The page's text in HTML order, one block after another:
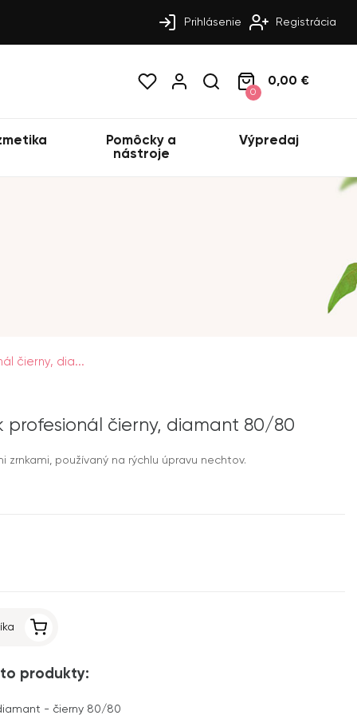
Prihlásenie Registrácia
0
0,00 €
Pomôcky a
nástroje
Výpredaj
čierny, dia...
profesionál čierny, diamant 80/80
zrnkami, používaný na rýchlu úpravu nechtov.
produkty:
- čierny 80/80